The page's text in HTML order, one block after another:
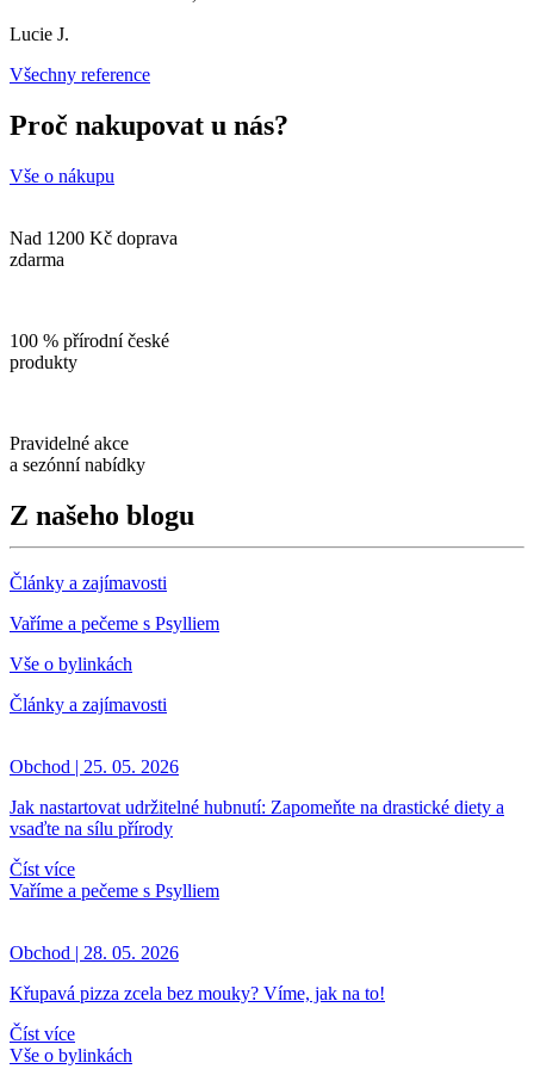
Lucie J.
Všechny reference
Proč nakupovat u nás?
Vše o nákupu
Nad 1200 Kč doprava
zdarma
100 % přírodní české
produkty
Pravidelné akce
a sezónní nabídky
Z našeho blogu
Články a zajímavosti
Vaříme a pečeme s Psylliem
Vše o bylinkách
Články a zajímavosti
Obchod | 25. 05. 2026
Jak nastartovat udržitelné hubnutí: Zapomeňte na drastické diety a
vsaďte na sílu přírody
Číst více
Vaříme a pečeme s Psylliem
Obchod | 28. 05. 2026
Křupavá pizza zcela bez mouky? Víme, jak na to!
Číst více
Vše o bylinkách